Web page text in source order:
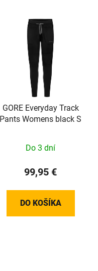
GORE Everyday Track
Pants Womens black S
Do 3 dní
99,95 €
DO KOŠÍKA